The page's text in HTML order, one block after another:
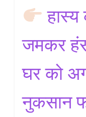
जमकर
घर को
नुकसान